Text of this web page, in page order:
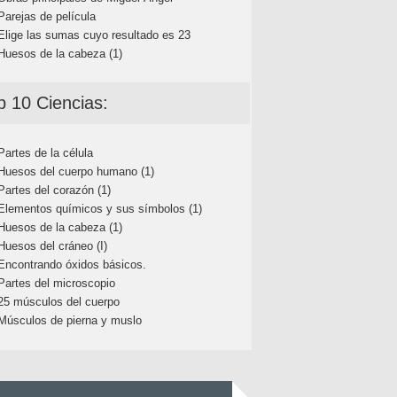
de película
las sumas cuyo resultado es 23
de la cabeza (1)
10 Ciencias:
de la célula
del cuerpo humano (1)
del corazón (1)
químicos y sus símbolos (1)
de la cabeza (1)
del cráneo (I)
óxidos básicos.
del microscopio
músculos del cuerpo
de pierna y muslo